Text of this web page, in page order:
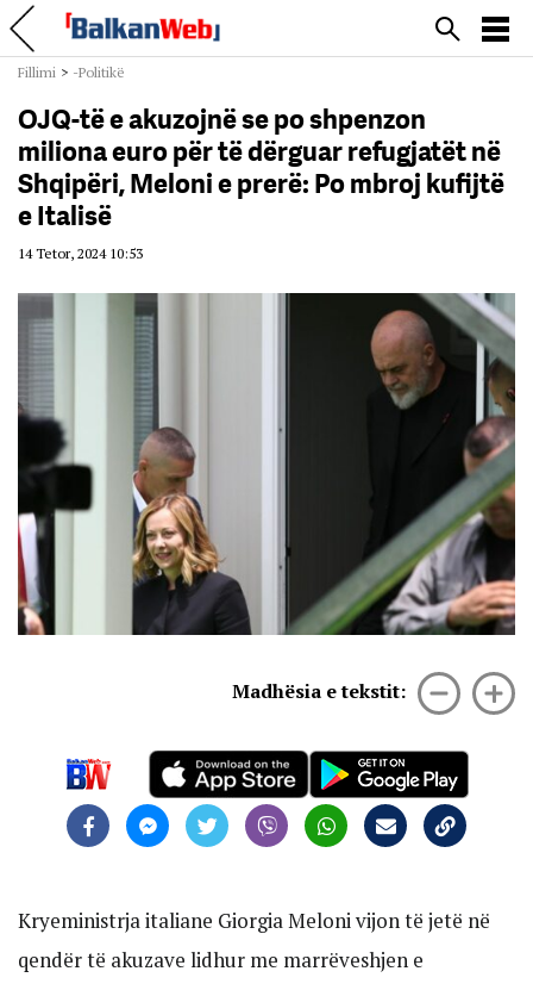
Fillimi > -Politikë
OJQ-të e akuzojnë se po shpenzon
miliona euro për të dërguar refugjatët në
Shqipëri, Meloni e prerë: Po mbroj kufijtë
e Italisë
14 Tetor, 2024 10:53
Madhësia e tekstit:
Kryeministrja italiane Giorgia Meloni vijon të jetë në
qendër të akuzave lidhur me marrëveshjen e